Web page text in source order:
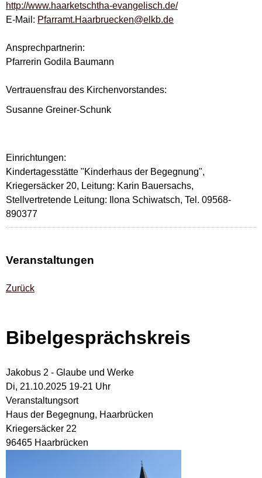
http://www.haarketschtha-evangelisch.de/
E-Mail: Pfarramt.Haarbruecken@elkb.de
Ansprechpartnerin:
Pfarrerin Godila Baumann
Vertrauensfrau des Kirchenvorstandes:
Susanne Greiner-Schunk
Einrichtungen:
Kindertagesstätte "Kinderhaus der Begegnung",
Kriegersäcker 20, Leitung: Karin Bauersachs,
Stellvertretende Leitung: Ilona Schiwatsch, Tel. 09568-
890377
Veranstaltungen
Zurück
Bibelgesprächskreis
Jakobus 2 - Glaube und Werke
Di, 21.10.2025 19-21 Uhr
Veranstaltungsort
Haus der Begegnung, Haarbrücken
Kriegersäcker 22
96465 Haarbrücken